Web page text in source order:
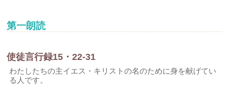
第一朗読
使徒言行録15・22-31
わたしたちの主イエス・キリストの名のために身を献げてい
る人です。